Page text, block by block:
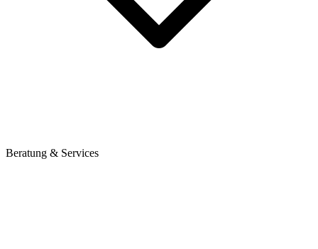
Beratung & Services